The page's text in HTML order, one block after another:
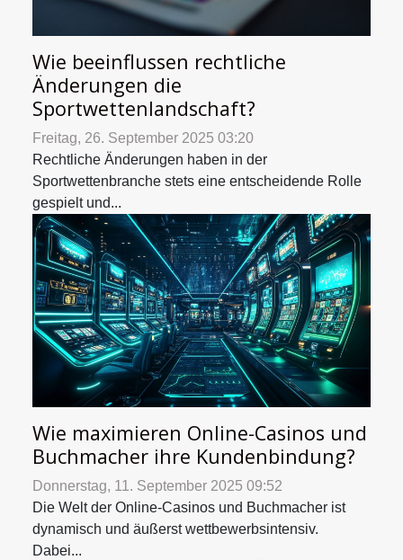
Wie beeinflussen rechtliche
Änderungen die
Sportwettenlandschaft?
Freitag, 26. September 2025 03:20
Rechtliche Änderungen haben in der
Sportwettenbranche stets eine entscheidende Rolle
gespielt und...
Wie maximieren Online-Casinos und
Buchmacher ihre Kundenbindung?
Donnerstag, 11. September 2025 09:52
Die Welt der Online-Casinos und Buchmacher ist
dynamisch und äußerst wettbewerbsintensiv.
Dabei...